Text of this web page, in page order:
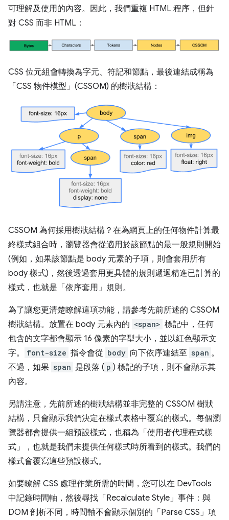
可理解及使用的內容。因此，我們重複 HTML 程序，但針
對 CSS 而非 HTML：
CSS 位元組會轉換為字元、符記和節點，最後連結成稱為
「CSS 物件模型」(CSSOM) 的樹狀結構：
CSSOM 為何採用樹狀結構？在為網頁上的任何物件計算最
終樣式組合時，瀏覽器會從適用於該節點的最一般規則開始
(例如，如果該節點是 body 元素的子項，則會套用所有
body 樣式)，然後透過套用更具體的規則遞迴精進已計算的
樣式，也就是「依序套用」規則。
為了讓您更清楚瞭解這項功能，請參考先前所述的 CSSOM
樹狀結構。放置在 body 元素內的 <span> 標記中，任何
包含的文字都會顯示 16 像素的字型大小，並以紅色顯示文
字。
font-size 指令會從 body 向下依序連結至 span 。
不過，如果 span 是段落 ( p ) 標記的子項，則不會顯示其
內容。
另請注意，先前所述的樹狀結構並非完整的 CSSOM 樹狀
結構，只會顯示我們決定在樣式表格中覆寫的樣式。每個瀏
覽器都會提供一組預設樣式，也稱為「使用者代理程式樣
式」，也就是我們未提供任何樣式時所看到的樣式。我們的
樣式會覆寫這些預設樣式。
如要瞭解 CSS 處理作業所需的時間，您可以在 DevTools
中記錄時間軸，然後尋找「Recalculate Style」事件：與
DOM 剖析不同，時間軸不會顯示個別的「Parse CSS」項